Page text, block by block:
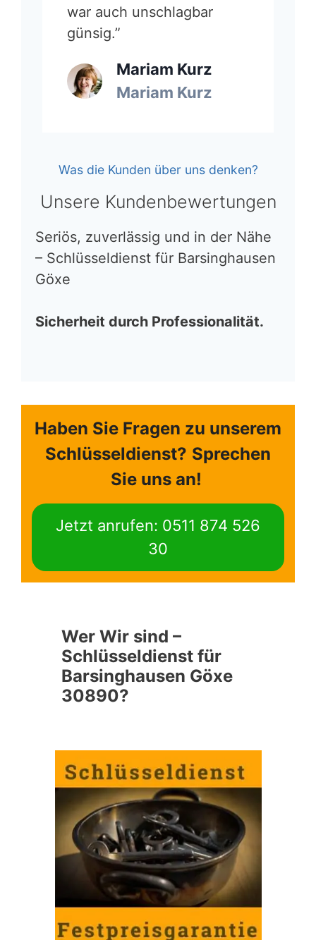
war auch unschlagbar
günsig.”
Mariam Kurz
Mariam Kurz
Was die Kunden über uns denken?
Unsere Kundenbewertungen
Seriös, zuverlässig und in der Nähe
– Schlüsseldienst für Barsinghausen
Göxe
Sicherheit durch Professionalität.
Haben Sie Fragen zu unserem
Schlüsseldienst? Sprechen
Sie uns an!
Jetzt anrufen: 0511 874 526
30
Wer Wir sind –
Schlüsseldienst für
Barsinghausen Göxe
30890?